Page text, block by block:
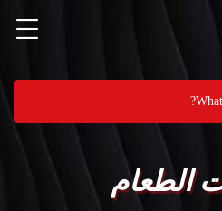
الطعام